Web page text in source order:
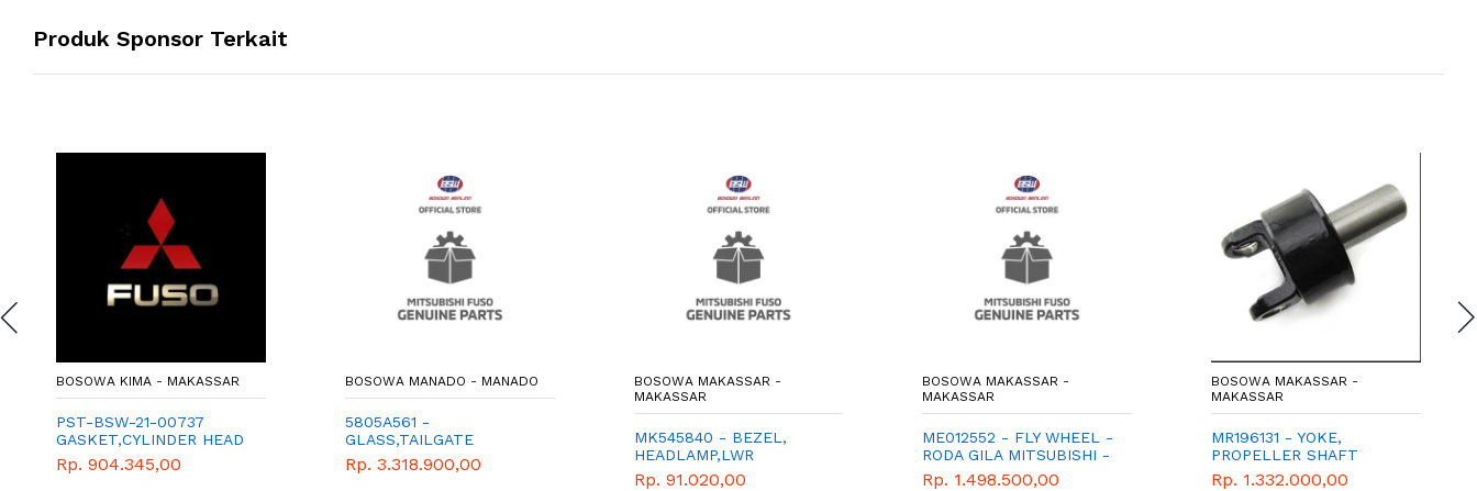
Produk Sponsor Terkait
BOSOWA KIMA - MAKASSAR
PST-BSW-21-00737
GASKET,CYLINDER HEAD
Rp. 904.345,00
BOSOWA MANADO - MANADO
5805A561 -
GLASS,TAILGATE
WINDOW
Rp. 3.318.900,00
BOSOWA MAKASSAR -
MAKASSAR
MK545840 - BEZEL,
HEADLAMP,LWR
Rp. 91.020,00
BOSOWA MAKASSAR -
MAKASSAR
ME012552 - FLY WHEEL -
RODA GILA MITSUBISHI -
GENUINE
Rp. 1.498.500,00
BOSOWA MAKASSAR -
MAKASSAR
MR196131 - YOKE,
PROPELLER SHAFT
Rp. 1.332.000,00